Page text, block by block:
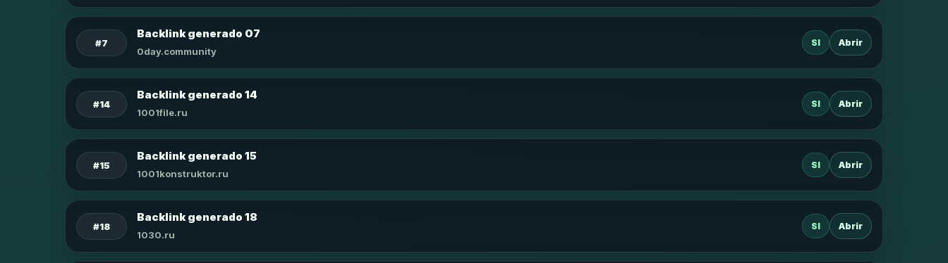
#7
Backlink generado 07
0day.community
SI Abrir
#14
Backlink generado 14
1001file.ru
SI Abrir
#15
Backlink generado 15
1001konstruktor.ru
SI Abrir
#18
Backlink generado 18
1030.ru
SI Abrir